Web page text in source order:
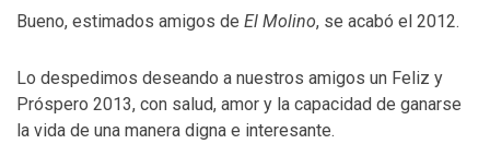
Bueno, estimados amigos de El Molino, se acabó el 2012.
Lo despedimos deseando a nuestros amigos un Feliz y
Próspero 2013, con salud, amor y la capacidad de ganarse
la vida de una manera digna e interesante.